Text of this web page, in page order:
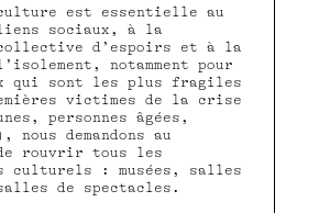
est essentielle au
sociaux, à la
d’espoirs et à la
notamment pour
qui sont les plus fragiles
victimes de la crise
personnes âgées,
nous demandons au
de rouvrir tous les
culturels : musées, salles
de spectacles.